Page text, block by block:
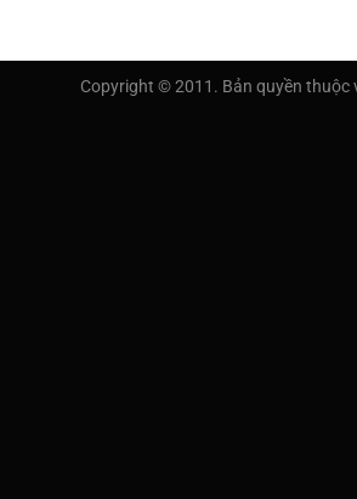
Copyright © 2011. Bản quyền thuộc